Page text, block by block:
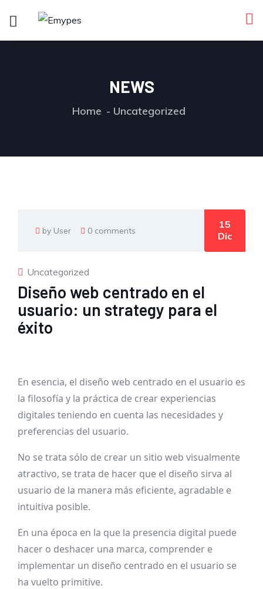
NEWS
Home Uncategorized
by User 0 comments
15
Dic
Uncategorized
Diseño web centrado en el
usuario: un strategy para el
éxito
En esencia, el diseño web centrado en el usuario es
la filosofía y la práctica de crear experiencias
digitales teniendo en cuenta las necesidades y
preferencias del usuario.
No se trata sólo de crear un sitio web visualmente
atractivo, se trata de hacer que el diseño sirva al
usuario de la manera más eficiente, agradable e
intuitiva posible.
En una época en la que la presencia digital puede
hacer o deshacer una marca, comprender e
implementar un diseño centrado en el usuario se
ha vuelto primitive.